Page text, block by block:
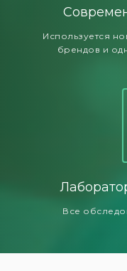
Используется
брендов и
Все